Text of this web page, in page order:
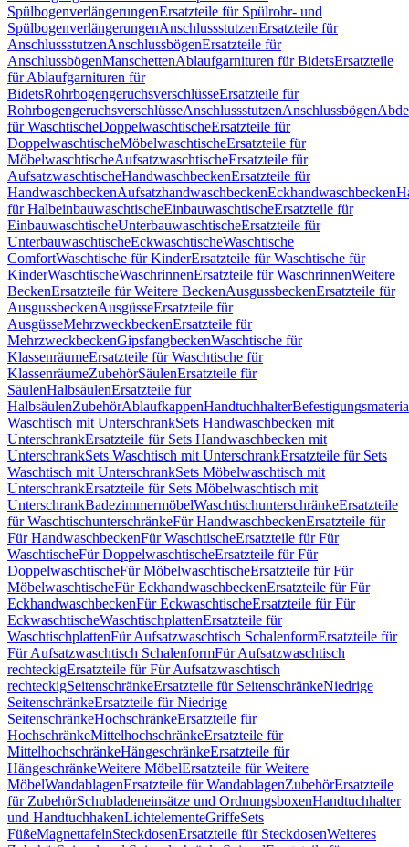
SpülbogenverlängerungenErsatzteile für Spülrohr- und
SpülbogenverlängerungenAnschlussstutzenErsatzteile für
AnschlussstutzenAnschlussbögenErsatzteile für
AnschlussbögenManschettenAblaufgarnituren für BidetsErsatzteile
für Ablaufgarnituren für
BidetsRohrbogengeruchsverschlüsseErsatzteile für
RohrbogengeruchsverschlüsseAnschlussstutzenAnschlussbögen
für WaschtischeDoppelwaschtischeErsatzteile für
DoppelwaschtischeMöbelwaschtischeErsatzteile für
MöbelwaschtischeAufsatzwaschtischeErsatzteile für
AufsatzwaschtischeHandwaschbeckenErsatzteile für
HandwaschbeckenAufsatzhandwaschbeckenEckhandwaschbecken
für HalbeinbauwaschtischeEinbauwaschtischeErsatzteile für
EinbauwaschtischeUnterbauwaschtischeErsatzteile für
UnterbauwaschtischeEckwaschtischeWaschtische
ComfortWaschtische für KinderErsatzteile für Waschtische für
KinderWaschtischeWaschrinnenErsatzteile für WaschrinnenWeitere
BeckenErsatzteile für Weitere BeckenAusgussbeckenErsatzteile für
AusgussbeckenAusgüsseErsatzteile für
AusgüsseMehrzweckbeckenErsatzteile für
MehrzweckbeckenGipsfangbeckenWaschtische für
KlassenräumeErsatzteile für Waschtische für
KlassenräumeZubehörSäulenErsatzteile für
SäulenHalbsäulenErsatzteile für
HalbsäulenZubehörAblaufkappenHandtuchhalter
Waschtisch mit UnterschrankSets Handwaschbecken mit
UnterschrankErsatzteile für Sets Handwaschbecken mit
UnterschrankSets Waschtisch mit UnterschrankErsatzteile für Sets
Waschtisch mit UnterschrankSets Möbelwaschtisch mit
UnterschrankErsatzteile für Sets Möbelwaschtisch mit
UnterschrankBadezimmermöbelWaschtischunterschränkeErsatzteile
für WaschtischunterschränkeFür HandwaschbeckenErsatzteile für
Für HandwaschbeckenFür WaschtischeErsatzteile für Für
WaschtischeFür DoppelwaschtischeErsatzteile für Für
DoppelwaschtischeFür MöbelwaschtischeErsatzteile für Für
MöbelwaschtischeFür EckhandwaschbeckenErsatzteile für Für
EckhandwaschbeckenFür EckwaschtischeErsatzteile für Für
EckwaschtischeWaschtischplattenErsatzteile für
WaschtischplattenFür Aufsatzwaschtisch SchalenformErsatzteile für
Für Aufsatzwaschtisch SchalenformFür Aufsatzwaschtisch
rechteckigErsatzteile für Für Aufsatzwaschtisch
rechteckigSeitenschränkeErsatzteile für SeitenschränkeNiedrige
SeitenschränkeErsatzteile für Niedrige
SeitenschränkeHochschränkeErsatzteile für
HochschränkeMittelhochschränkeErsatzteile für
MittelhochschränkeHängeschränkeErsatzteile für
HängeschränkeWeitere MöbelErsatzteile für Weitere
MöbelWandablagenErsatzteile für WandablagenZubehörErsatzteile
für ZubehörSchubladeneinsätze und OrdnungsboxenHandtuchhalter
und HandtuchhakenLichtelementeGriffeSets
FüßeMagnettafelnSteckdosenErsatzteile für SteckdosenWeiteres